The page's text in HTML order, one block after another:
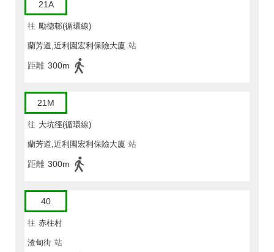
21A
往 勵德邨(循環線)
蘭芳道,近利園宏利保險大廈 站
距離 300m
21M
往 大坑徑(循環線)
蘭芳道,近利園宏利保險大廈 站
距離 300m
40
往 赤柱村
渣甸街 站